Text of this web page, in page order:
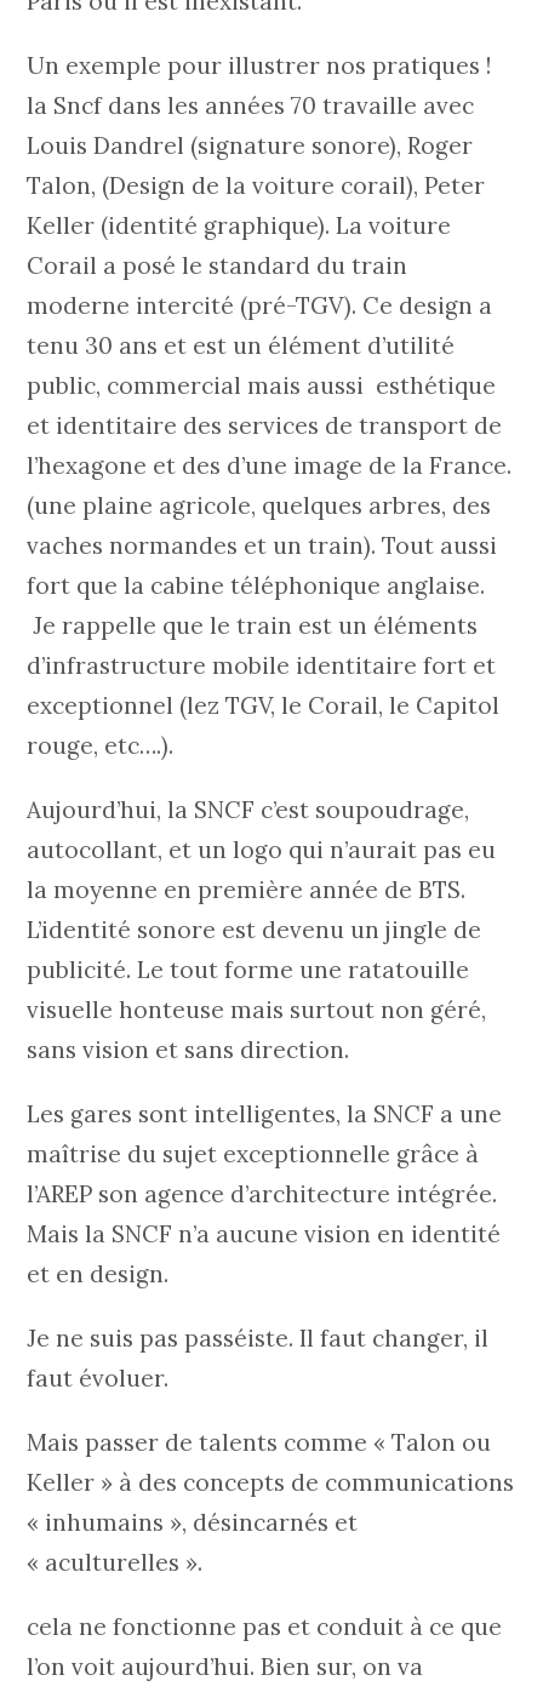
Un exemple pour illustrer nos pratiques !
la Sncf dans les années 70 travaille avec
Louis Dandrel (signature sonore), Roger
Talon, (Design de la voiture corail), Peter
Keller (identité graphique). La voiture
Corail a posé le standard du train
moderne intercité (pré-TGV). Ce design a
tenu 30 ans et est un élément d’utilité
public, commercial mais aussi esthétique
et identitaire des services de transport de
l’hexagone et des d’une image de la France.
(une plaine agricole, quelques arbres, des
vaches normandes et un train). Tout aussi
fort que la cabine téléphonique anglaise.
Je rappelle que le train est un éléments
d’infrastructure mobile identitaire fort et
exceptionnel (lez TGV, le Corail, le Capitol
rouge, etc….).
Aujourd’hui, la SNCF c’est soupoudrage,
autocollant, et un logo qui n’aurait pas eu
la moyenne en première année de BTS.
L’identité sonore est devenu un jingle de
publicité. Le tout forme une ratatouille
visuelle honteuse mais surtout non géré,
sans vision et sans direction.
Les gares sont intelligentes, la SNCF a une
maîtrise du sujet exceptionnelle grâce à
l’AREP son agence d’architecture intégrée.
Mais la SNCF n’a aucune vision en identité
et en design.
Je ne suis pas passéiste. Il faut changer, il
faut évoluer.
Mais passer de talents comme « Talon ou
Keller » à des concepts de communications
« inhumains », désincarnés et
« aculturelles ».
cela ne fonctionne pas et conduit à ce que
l’on voit aujourd’hui. Bien sur, on va